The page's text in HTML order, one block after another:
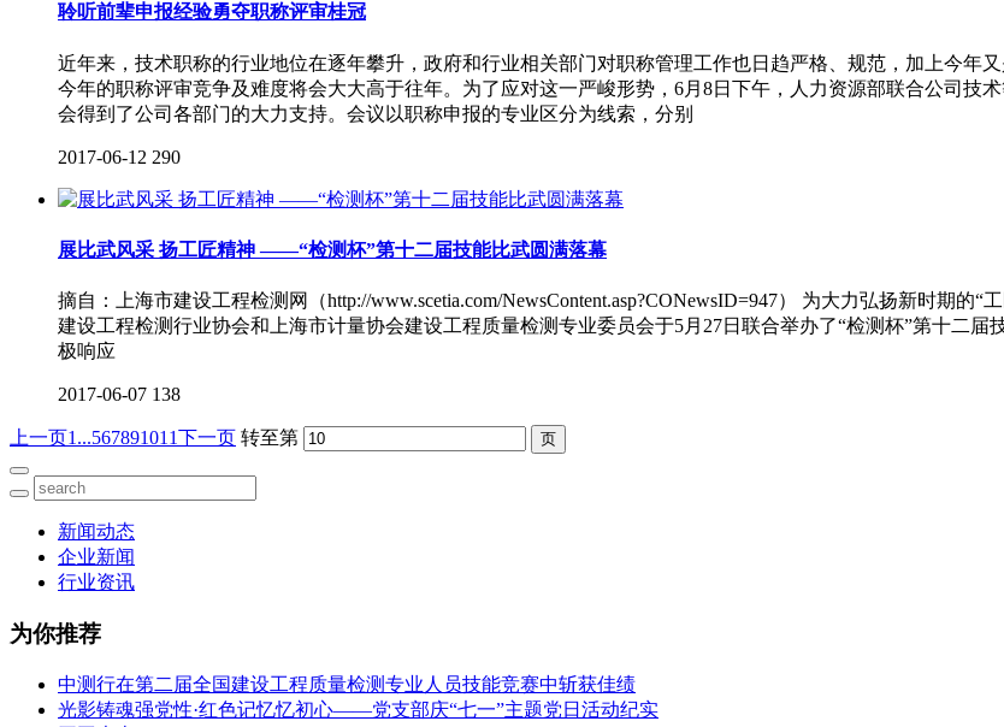
聆听前辈申报经验勇夺职称评审桂冠
近年来，技术职称的行业地位在逐年攀升，政府和行业相关部门对职称管理工作也日趋严格、规范，加上今年
今年的职称评审竞争及难度将会大大高于往年。为了应对这一严峻形势，6月8日下午，人力资源部联合公司技
会得到了公司各部门的大力支持。会议以职称申报的专业区分为线索，分别
2017-06-12 290
展比武风采 扬工匠精神 ——“检测杯”第十二届技能比武圆满落幕
摘自：上海市建设工程检测网（http://www.scetia.com/NewsContent.asp?CONewsID=947） 为大力弘扬新时期
建设工程检测行业协会和上海市计量协会建设工程质量检测专业委员会于5月27日联合举办了“检测杯”第十二
极响应
2017-06-07 138
上一页1...567891011下一页 转至第
新闻动态
企业新闻
行业资讯
为你推荐
中测行在第二届全国建设工程质量检测专业人员技能竞赛中斩获佳绩
光影铸魂强党性·红色记忆忆初心——党支部庆“七一”主题党日活动纪实